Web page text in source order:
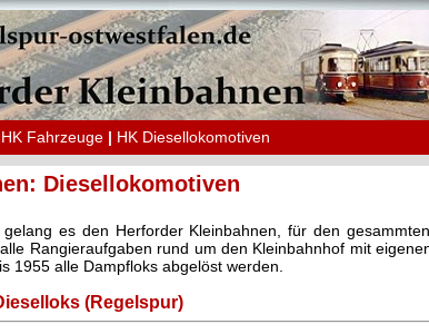
HK Fahrzeuge | HK Diesellokomotiven
Diesellokomotiven
es den Herforder Kleinbahnen, für den
Rangieraufgaben rund um den Kleinbahnhof mit
1955 alle Dampfloks abgelöst werden.
(Regelspur)